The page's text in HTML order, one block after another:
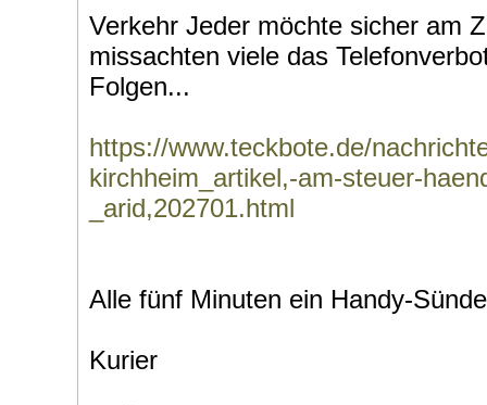
Verkehr Jeder möchte sicher am
missachten viele das
Folgen...
https://www.teckbote.de/
kirchheim_artikel,-am-steuer-
_arid,202701.html
Alle fünf Minuten ein Handy-
Kurier